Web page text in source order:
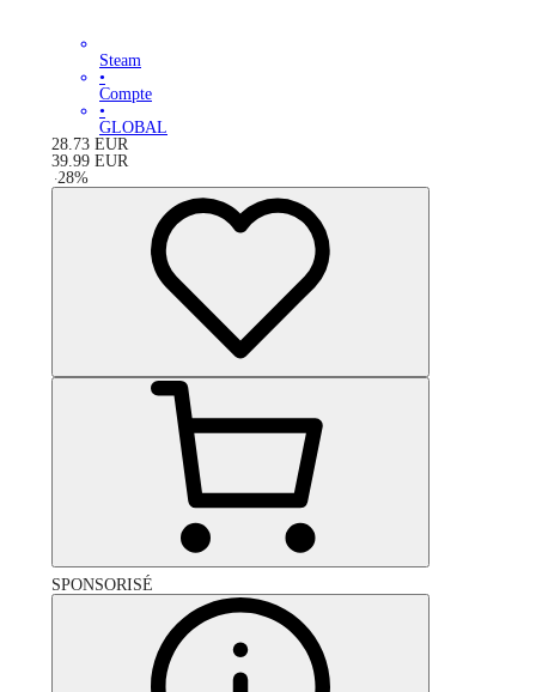
Steam
•
Compte
•
GLOBAL
28.73 EUR
39.99 EUR
-28%
SPONSORISÉ